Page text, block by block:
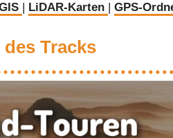
| LiDAR-Karten |GPS-
Tracks